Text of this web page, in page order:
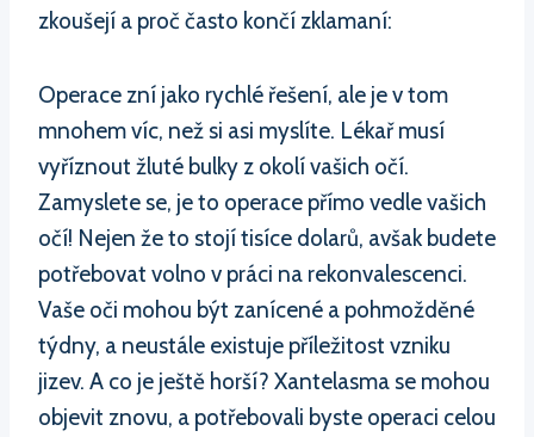
zkoušejí a proč často končí zklamaní:
Operace zní jako rychlé řešení, ale je v tom
mnohem víc, než si asi myslíte. Lékař musí
vyříznout žluté bulky z okolí vašich očí.
Zamyslete se, je to operace přímo vedle vašich
očí! Nejen že to stojí tisíce dolarů, avšak budete
potřebovat volno v práci na rekonvalescenci.
Vaše oči mohou být zanícené a pohmožděné
týdny, a neustále existuje příležitost vzniku
jizev. A co je ještě horší? Xantelasma se mohou
objevit znovu, a potřebovali byste operaci celou